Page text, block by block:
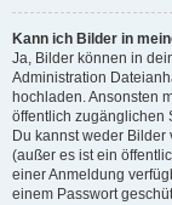
Kann ich Bilder in
Ja, Bilder können in
Administration
hochladen. Ansonsten
öffentlich zugänglichen
Du kannst weder
(außer es ist ein
einer Anmeldung
einem Passwort